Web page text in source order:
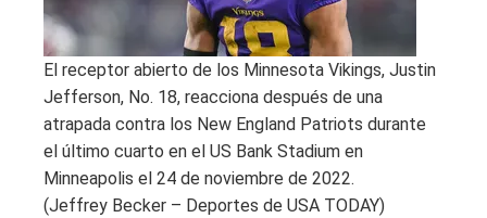
El receptor abierto de los Minnesota Vikings, Justin
Jefferson, No. 18, reacciona después de una
atrapada contra los New England Patriots durante
el último cuarto en el US Bank Stadium en
Minneapolis el 24 de noviembre de 2022.
(Jeffrey Becker – Deportes de USA TODAY)